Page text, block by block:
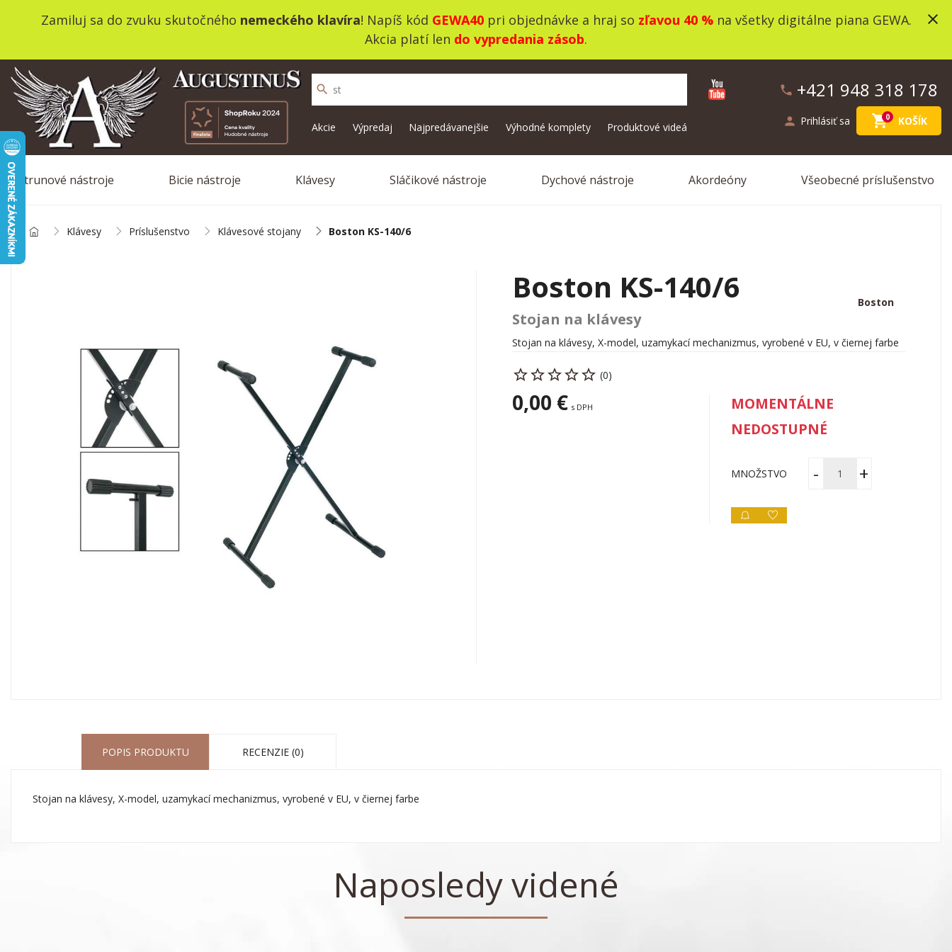
Zamiluj sa do zvuku skutočného nemeckého klavíra! Napíš kód GEWA40pri objednávke a hraj so zľavou 40 %na všetky digitálne piana GEWA.
Akcia platí len do vypredania zásob.
close
phone +421 948 318 178
person Prihlásiť sa shopping_cart0 KOŠÍK
search
Akcie Výpredaj Najpredávanejšie Výhodné komplety Produktové videá
Strunové nástroje Bicie nástroje Klávesy Sláčikové nástroje Dychové nástroje Akordeóny Všeobecné príslušenstvo
Klávesy Príslušenstvo Klávesové stojany Boston KS-140/6
Boston KS-140/6
Stojan na klávesy
Boston
Stojan na klávesy, X-model, uzamykací mechanizmus, vyrobené v EU, v čiernej farbe
(0)
0,00 € s DPH
MOMENTÁLNE
NEDOSTUPNÉ
MNOŽSTVO
POPIS PRODUKTU RECENZIE (0)
Stojan na klávesy, X-model, uzamykací mechanizmus, vyrobené v EU, v čiernej farbe
Naposledy videné